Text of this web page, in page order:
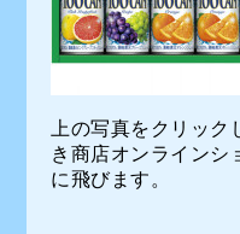
上の写真をクリッ
き商店オンラインシ
に飛びます。